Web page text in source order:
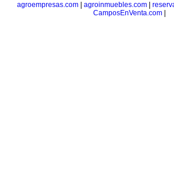
agroempresas.com
agroinmuebles.com
CamposEnVenta.com